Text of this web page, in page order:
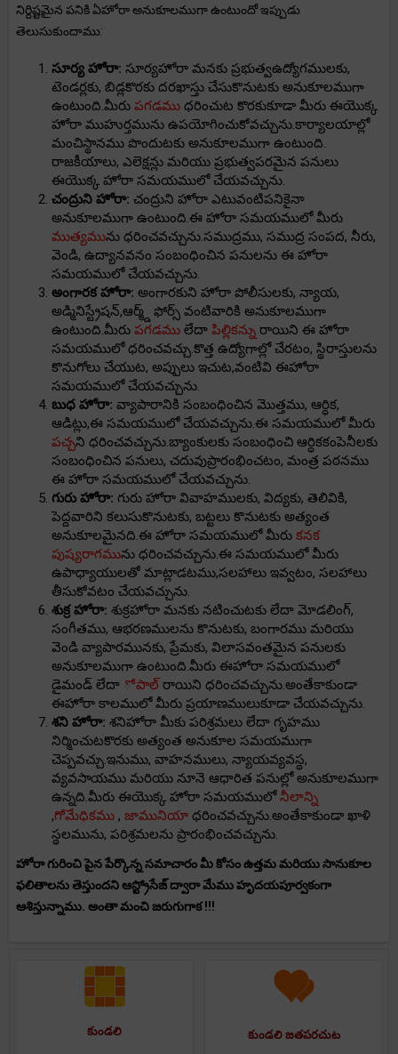
నిర్దిష్టమైన పనికి ఏహోరా అనుకూలముగా ఉంటుందో ఇప్పుడు
తెలుసుకుందాము:
సూర్య హోరా: సూర్యహోరా మనకు ప్రభుత్వఉద్యోగములకు,
టెండర్లకు, బిడ్లకొరకు దరఖాస్తు చేసుకొనుటకు అనుకూలముగా
ఉంటుంది.మీరు పగడము ధరించుట కొరకుకూడా మీరు ఈయొక్క
హోరా ముహుర్తమును ఉపయోగించుకోవచ్చును.కార్యాలయాల్లో
మంచిస్థానము పొందుటకు అనుకూలముగా ఉంటుంది.
రాజకీయాలు, ఎలెక్షన్లు మరియు ప్రభుత్వపరమైన పనులు
ఈయొక్క హోరా సమయములో చేయవచ్చును.
చంద్రుని హోరా: చంద్రుని హోరా ఎటువంటిపనికైనా
అనుకూలముగా ఉంటుంది.ఈ హోరా సమయములో మీరు
ముత్యమును ధరించవచ్చును.సముద్రము, సముద్ర సంపద, నీరు,
వెండి, ఉద్యానవనం సంబంధించిన పనులను ఈ హోరా
సమయములో చేయవచ్చును.
అంగారక హోరా: అంగారకుని హోరా పోలీసులకు, న్యాయ,
అడ్మినిస్ట్రేషన్,ఆర్మ్డ్ ఫోర్స్ వంటివారికి అనుకూలముగా
ఉంటుంది.మీరు పగడము లేదా పిల్లికన్ను రాయిని ఈ హోరా
సమయములో ధరించవచ్చు.కొత్త ఉద్యోగాల్లో చేరటం, స్థిరాస్తులను
కొనుగోలు చేయుట, అప్పులు ఇచుట,వంటివి ఈహోరా
సమయములో చేయవచ్చును.
బుధ హోరా: వ్యాపారానికి సంబంధించిన మొత్తము, ఆర్ధిక,
ఆడిట్లు,ఈ సమయములో చేయవచ్చును.ఈ సమయములో మీరు
పచ్చని ధరించవచ్చును.బ్యాంకులకు సంబంధించి ఆర్ధికకంపెనీలకు
సంబంధించిన పనులు, చదువుప్రారంభించటం, మంత్ర పఠనము
ఈ హోరా సమయములో చేయవచ్చును.
గురు హోరా: గురు హోరా వివాహములకు, విద్యకు, తెలివికి,
పెద్దవారిని కలుసుకొనుటకు, బట్టలు కొనుటకు అత్యంత
అనుకూలమైనది.ఈ హోరా సమయములో మీరు కనక
పుష్యరాగమును ధరించవచ్చును.ఈ సమయములో మీరు
ఉపాధ్యాయులతో మాట్లాడటము,సలహాలు ఇవ్వటం, సలహాలు
తీసుకోవటం చేయవచ్చును.
శుక్ర హోరా: శుక్రహోరా మనకు నటించుటకు లేదా మోడలింగ్,
సంగీతము, ఆభరణములను కొనుటకు, బంగారము మరియు
వెండి వ్యాపారమునకు, ప్రేమకు, విలాసవంతమైన పనులకు
అనుకూలముగా ఉంటుంది.మీరు ఈహోరా సమయములో
డైమండ్ లేదా ోపాల్ రాయిని ధరించవచ్చును.అంతేకాకుండా
ఈహోరా కాలములో మీరు ప్రయాణములుకూడా చేయవచ్చును.
శని హోరా: శనిహోరా మీకు పరిశ్రమలు లేదా గృహము
నిర్మించుటకొరకు అత్యంత అనుకూల సమయముగా
చెప్పవచ్చు.ఇనుము, వాహనములు, న్యాయవ్యవస్థ,
వ్యవసాయము మరియు నూనె ఆధారిత పనుల్లో అనుకూలముగా
ఉన్నది.మీరు ఈయొక్క హోరా సమయములోనీలాన్ని
,గోమేధికము , జామునియా ధరించవచ్చును.అంతేకాకుండా ఖాళి
స్థలమును, పరిశ్రమలను ప్రారంభించవచ్చును.
హోరా గురించి పైన పేర్కొన్న సమాచారం మీ కోసం ఉత్తమ మరియు సానుకూల
ఫలితాలను తెస్తుందని ఆస్ట్రోసేజ్ ద్వారా మేము హృదయపూర్వకంగా
ఆశిస్తున్నాము. అంతా మంచి జరుగుగాక !!!
కుండలి కుండలి జతపరచుట